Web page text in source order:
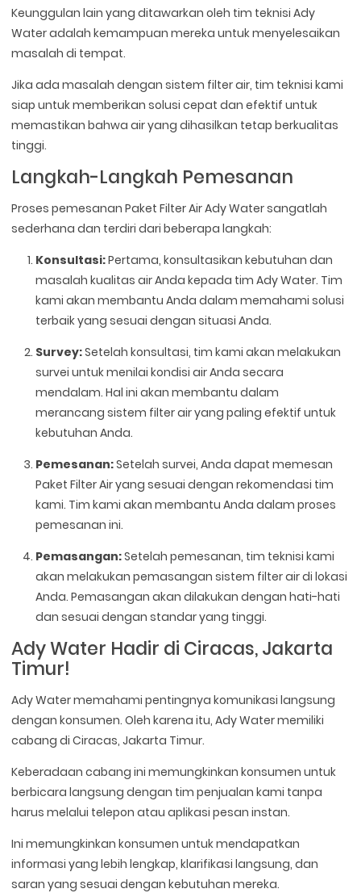
Keunggulan lain yang ditawarkan oleh tim teknisi Ady
Water adalah kemampuan mereka untuk menyelesaikan
masalah di tempat.
Jika ada masalah dengan sistem filter air, tim teknisi kami
siap untuk memberikan solusi cepat dan efektif untuk
memastikan bahwa air yang dihasilkan tetap berkualitas
tinggi.
Langkah-Langkah Pemesanan
Proses pemesanan Paket Filter Air Ady Water sangatlah
sederhana dan terdiri dari beberapa langkah:
Konsultasi:Pertama, konsultasikan kebutuhan dan
masalah kualitas air Anda kepada tim Ady Water. Tim
kami akan membantu Anda dalam memahami solusi
terbaik yang sesuai dengan situasi Anda.
Survey:Setelah konsultasi, tim kami akan melakukan
survei untuk menilai kondisi air Anda secara
mendalam. Hal ini akan membantu dalam
merancang sistem filter air yang paling efektif untuk
kebutuhan Anda.
Pemesanan:Setelah survei, Anda dapat memesan
Paket Filter Air yang sesuai dengan rekomendasi tim
kami. Tim kami akan membantu Anda dalam proses
pemesanan ini.
Pemasangan:Setelah pemesanan, tim teknisi kami
akan melakukan pemasangan sistem filter air di lokasi
Anda. Pemasangan akan dilakukan dengan hati-hati
dan sesuai dengan standar yang tinggi.
Ady Water Hadir di Ciracas, Jakarta
Timur!
Ady Water memahami pentingnya komunikasi langsung
dengan konsumen. Oleh karena itu, Ady Water memiliki
cabang di Ciracas, Jakarta Timur.
Keberadaan cabang ini memungkinkan konsumen untuk
berbicara langsung dengan tim penjualan kami tanpa
harus melalui telepon atau aplikasi pesan instan.
Ini memungkinkan konsumen untuk mendapatkan
informasi yang lebih lengkap, klarifikasi langsung, dan
saran yang sesuai dengan kebutuhan mereka.